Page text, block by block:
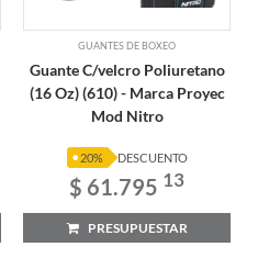
GUANTES DE BOXEO
Guante C/velcro Poliuretano
(16 Oz) (610) - Marca Proyec
Mod Nitro
20% DESCUENTO
$ 61.795 13
PRESUPUESTAR